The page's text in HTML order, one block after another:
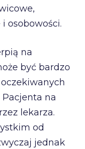
osobowości.
na
być bardzo
na
lekarza.
od
jednak